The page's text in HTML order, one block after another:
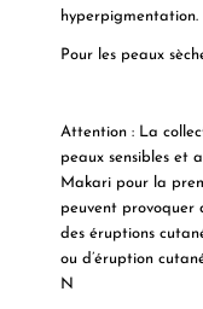
hyperpigmentation.
Pour les peaux
Attention : La
peaux sensibles et
Makari pour la
peuvent provoquer
des éruptions
ou d’éruption
N